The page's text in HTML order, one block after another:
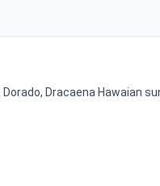
Dracaena Hawaian